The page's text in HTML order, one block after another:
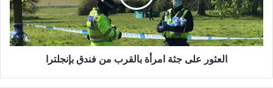
من
فندق
بإنجلترا
العثور على جثة امرأة بالقرب من فندق بإنجلترا